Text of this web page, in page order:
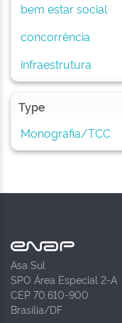
bem estar social
concorrência
infraestrutura
Type
Monografia/TCC
Asa Sul
SPO Área Especial 2-A
CEP 70.610-900
Brasília/DF